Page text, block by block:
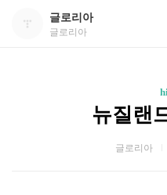
글로리아
글로리아
뉴질랜
글로리아